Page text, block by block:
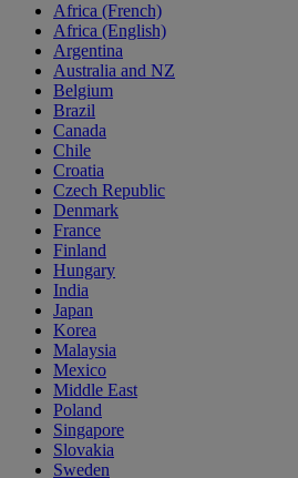
Africa (French)
Africa (English)
Argentina
Australia and NZ
Belgium
Brazil
Canada
Chile
Croatia
Czech Republic
Denmark
France
Finland
Hungary
India
Japan
Korea
Malaysia
Mexico
Middle East
Poland
Singapore
Slovakia
Sweden